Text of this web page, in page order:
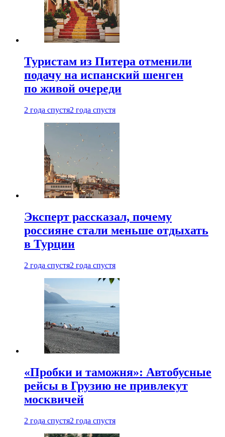
Туристам из Питера отменили
подачу на испанский шенген
по живой очереди
2 года спустя2 года спустя
Эксперт рассказал, почему
россияне стали меньше отдыхать
в Турции
2 года спустя2 года спустя
«Пробки и таможня»: Автобусные
рейсы в Грузию не привлекут
москвичей
2 года спустя2 года спустя